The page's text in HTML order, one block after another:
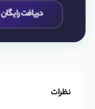
دریافت رایگان
نظرات